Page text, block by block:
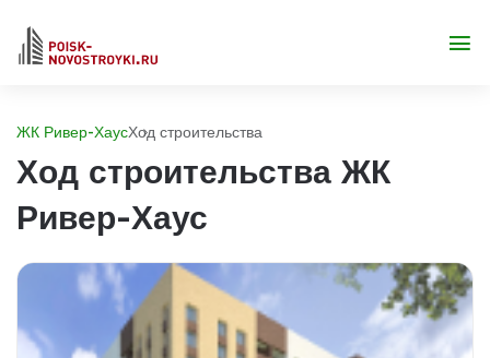
ЖК Ривер-ХаусХод строительства
Ход строительства ЖК
Ривер-Хаус